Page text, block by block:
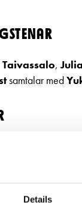
Details
,
samtalar med